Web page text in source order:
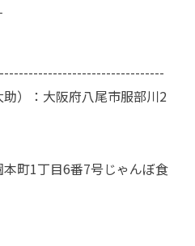
）：大阪府八尾市服部川2
町1丁目6番7号じゃんぼ食